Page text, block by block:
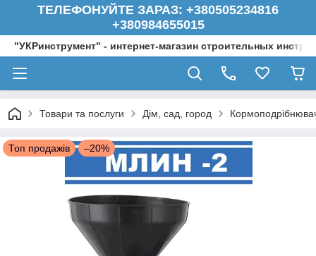
ТЕЛЕФОНУЙТЕ ЗАРАЗ: +380505234816
+380984655015
"УКРинструмент" - интернет-магазин строительных
Товари та послуги Дім, сад, город
Топ продажів –20%